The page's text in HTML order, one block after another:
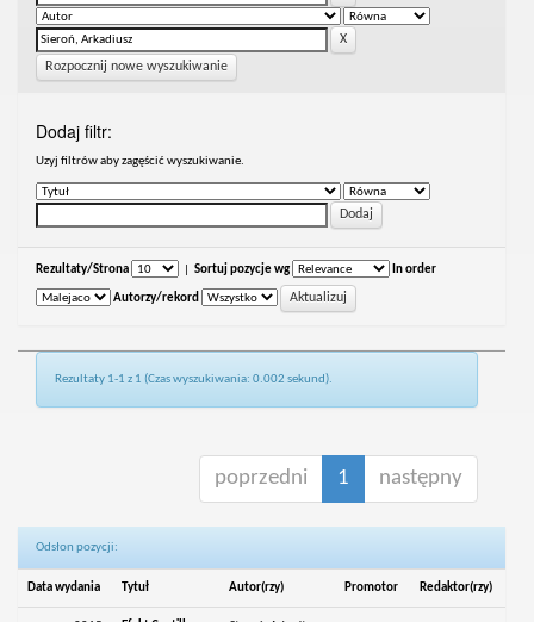
Rozpocznij nowe wyszukiwanie
Dodaj filtr:
Uzyj filtrów aby zagęścić wyszukiwanie.
Rezultaty/Strona Sortuj pozycje wg In order
Autorzy/rekord
Rezultaty 1-1 z 1 (Czas wyszukiwania: 0.002 sekund).
poprzedni 1 następny
Odsłon pozycji:
Data wydania Tytuł Autor(rzy) Promotor Redaktor(rzy)